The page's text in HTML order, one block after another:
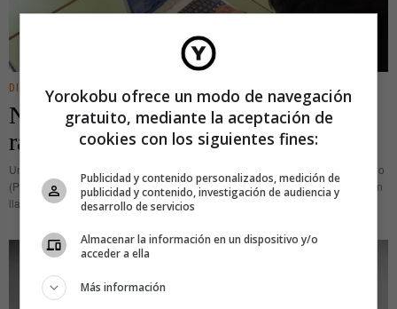
DIGITAL IDEAS
Niños blogueros por varias buenas
razones
Unos alumnos de primaria del CEIP Plurilingüe Antonio Palacios de O Porriño
(Pontevedra) leyeron en clase una noticia sobre la «isla de plástico», también
llamada «séptimo continente» —una acumulación de basura en
Yorokobu ofrece un modo de navegación
gratuito, mediante la aceptación de
cookies con los siguientes fines:
Publicidad y contenido personalizados, medición de
publicidad y contenido, investigación de audiencia y
desarrollo de servicios
Almacenar la información en un dispositivo y/o
acceder a ella
Más información